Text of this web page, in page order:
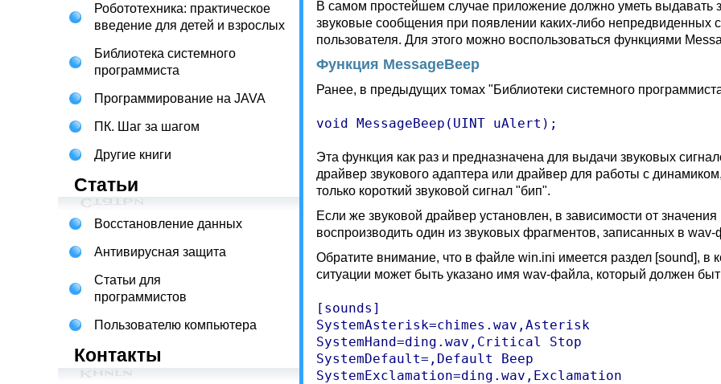
Робототехника: практическое
введение для детей и взрослых
Библиотека системного
программиста
Программирование на JAVA
ПК. Шаг за шагом
Другие книги
Статьи
Восстановление данных
Антивирусная защита
Статьи для
программистов
Пользователю компьютера
Контакты
В самом простейшем случае приложение должно уметь выдавать
звуковые сообщения при появлении каких-либо непредвиденных
пользователя. Для этого можно воспользоваться функциями
Функция MessageBeep
Ранее, в предыдущих томах "Библиотеки системного
void MessageBeep(UINT uAlert);
Эта функция как раз и предназначена для выдачи звуковых
драйвер звукового адаптера или драйвер для работы с
только короткий звуковой сигнал "бип".
Если же звуковой драйвер установлен, в зависимости от
воспроизводить один из звуковых фрагментов, записанных в
Обратите внимание, что в файле win.ini имеется раздел [sound], в
ситуации может быть указано имя wav-файла, который должен
[sounds]
SystemAsterisk=chimes.wav,Asterisk
SystemHand=ding.wav,Critical Stop
SystemDefault=,Default Beep
SystemExclamation=ding.wav,Exclamation